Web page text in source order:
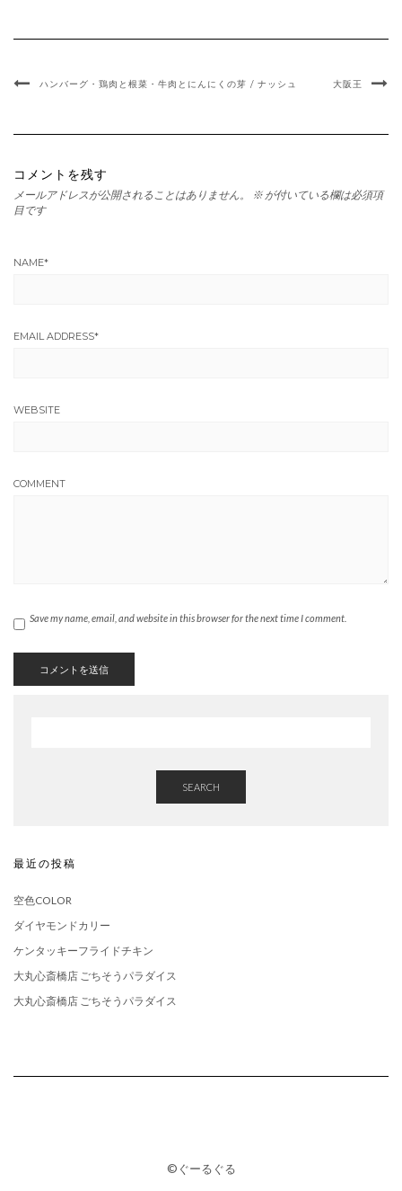
ハンバーグ・鶏肉と根菜・牛肉とにんにくの芽 / ナッシュ 大阪王
コメントを残す
メールアドレスが公開されることはありません。 ※ が付いている欄は必須項
目です
NAME*
EMAIL ADDRESS*
WEBSITE
COMMENT
Save my name, email, and website in this browser for the next time I comment.
SEARCH
最近の投稿
空色COLOR
ダイヤモンドカリー
ケンタッキーフライドチキン
大丸心斎橋店 ごちそうパラダイス
大丸心斎橋店 ごちそうパラダイス
©ぐーるぐる